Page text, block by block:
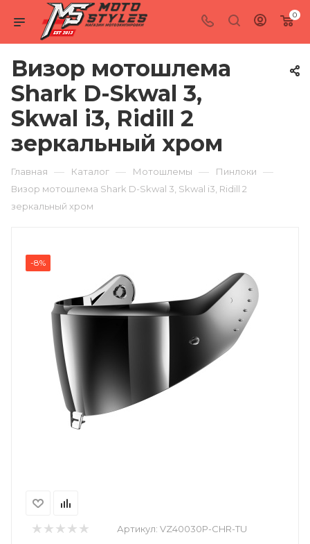
0
Визор мотошлема
Shark D-Skwal 3,
Skwal i3, Ridill 2
зеркальный хром
Главная — Каталог — Мотошлемы — Пинлоки —
Визор мотошлема Shark D-Skwal 3, Skwal i3, Ridill 2
зеркальный хром
-8%
Артикул: VZ40030P-CHR-TU